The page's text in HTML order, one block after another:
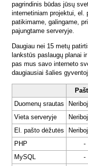
pagrindinis būdas jūsų
internetiniam projektui, el.
patikimame, galingame,
pajungtame serveryje.
Daugiau nei 15 metų
lankstūs paslaugų planai
pas mus savo interneto
daugiausiai šalies
Duomenų srautas
Vieta serveryje
El. pašto dėžutės
PHP
-
MySQL
-